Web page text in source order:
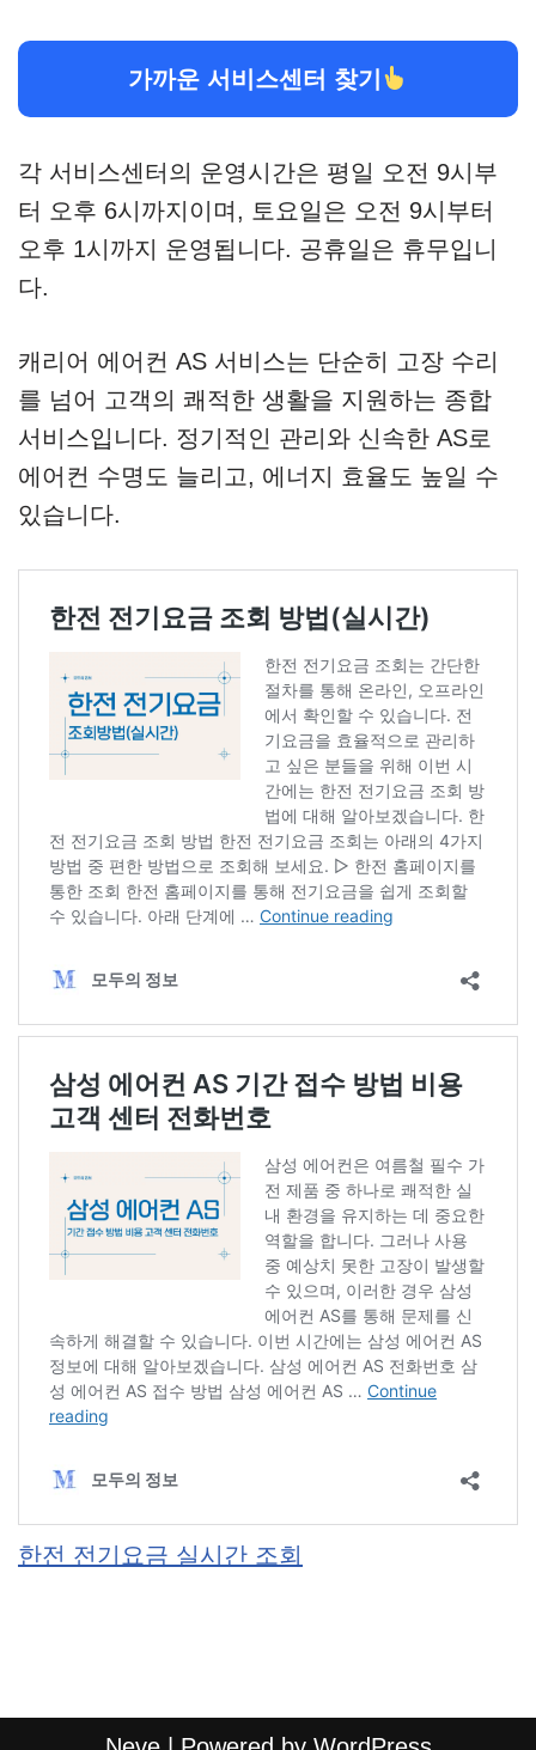
가까운 서비스센터 찾기
각 서비스센터의 운영시간은 평일 오전 9시부
터 오후 6시까지이며, 토요일은 오전 9시부터
오후 1시까지 운영됩니다. 공휴일은 휴무입니
다.
캐리어 에어컨 AS 서비스는 단순히 고장 수리
를 넘어 고객의 쾌적한 생활을 지원하는 종합
서비스입니다. 정기적인 관리와 신속한 AS로
에어컨 수명도 늘리고, 에너지 효율도 높일 수
있습니다.
한전 전기요금 실시간 조회